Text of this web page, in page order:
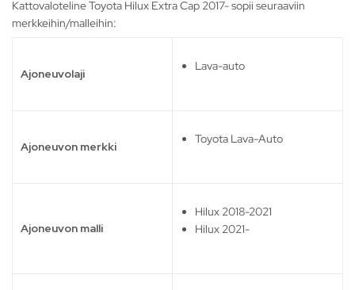
Kattovaloteline Toyota Hilux Extra Cap 2017- sopii seuraaviin
merkkeihin/malleihin:
Ajoneuvolaji
Lava-auto
Ajoneuvon merkki
Toyota Lava-Auto
Ajoneuvon malli
Hilux 2018-2021
Hilux 2021-